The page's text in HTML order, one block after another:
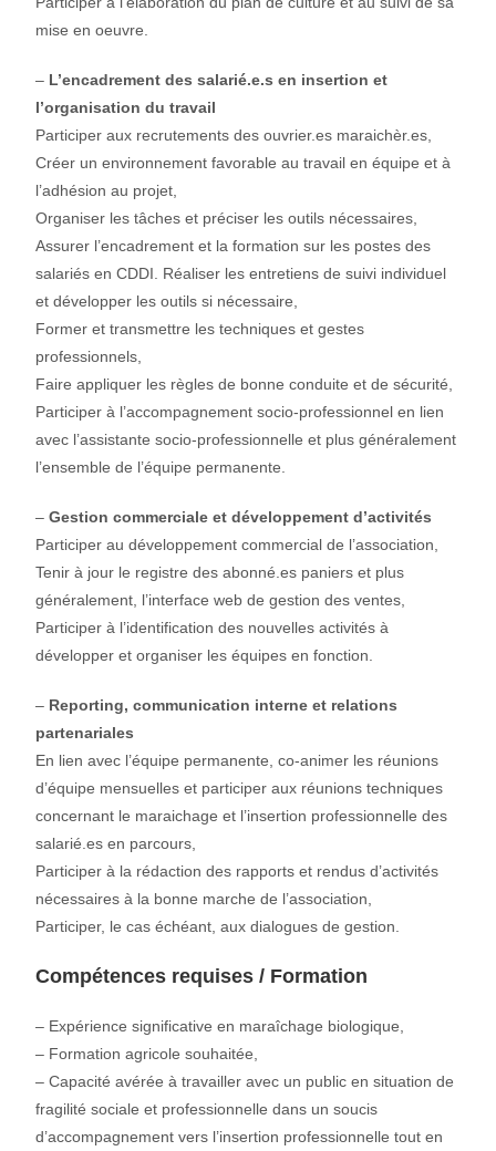
mise en oeuvre.
– L’encadrement des salarié.e.s en insertion et
l’organisation du travail
Participer aux recrutements des ouvrier.es maraichèr.es,
Créer un environnement favorable au travail en équipe et à
l’adhésion au projet,
Organiser les tâches et préciser les outils nécessaires,
Assurer l’encadrement et la formation sur les postes des
salariés en CDDI. Réaliser les entretiens de suivi individuel
et développer les outils si nécessaire,
Former et transmettre les techniques et gestes
professionnels,
Faire appliquer les règles de bonne conduite et de sécurité,
Participer à l’accompagnement socio-professionnel en lien
avec l’assistante socio-professionnelle et plus généralement
l’ensemble de l’équipe permanente.
–Gestion commerciale et développement d’activités
Participer au développement commercial de l’association,
Tenir à jour le registre des abonné.es paniers et plus
généralement, l’interface web de gestion des ventes,
Participer à l’identification des nouvelles activités à
développer et organiser les équipes en fonction.
– Reporting, communication interne et relations
partenariales
En lien avec l’équipe permanente, co-animer les réunions
d’équipe mensuelles et participer aux réunions techniques
concernant le maraichage et l’insertion professionnelle des
salarié.es en parcours,
Participer à la rédaction des rapports et rendus d’activités
nécessaires à la bonne marche de l’association,
Participer, le cas échéant, aux dialogues de gestion.
Compétences requises / Formation
– Expérience significative en maraîchage biologique,
– Formation agricole souhaitée,
– Capacité avérée à travailler avec un public en situation de
fragilité sociale et professionnelle dans un soucis
d’accompagnement vers l’insertion professionnelle tout en